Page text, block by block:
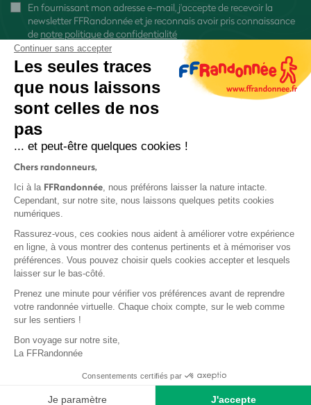
En fournissant mon adresse e-mail, j'accepte de recevoir la
newsletter FFRandonnée et je reconnais avoir pris connaissance
de notre politique de confidentialité
Protection des données
Politique de confidentialité
Base documentaire
Continuer sans accepter
Les seules traces
que nous laissons
sont celles de nos
pas
... et peut-être quelques cookies !
Chers randonneurs,
Ici à la FFRandonnée, nous préférons laisser la nature intacte.
Cependant, sur notre site, nous laissons quelques petits cookies
numériques.
Rassurez-vous, ces cookies nous aident à améliorer votre expérience
en ligne, à vous montrer des contenus pertinents et à mémoriser vos
préférences. Vous pouvez choisir quels cookies accepter et lesquels
laisser sur le bas-côté.
Prenez une minute pour vérifier vos préférences avant de reprendre
votre randonnée virtuelle. Chaque choix compte, sur le web comme
sur les sentiers !
Bon voyage sur notre site,
La FFRandonnée
Consentements certifiés par
Je paramètre J'accepte